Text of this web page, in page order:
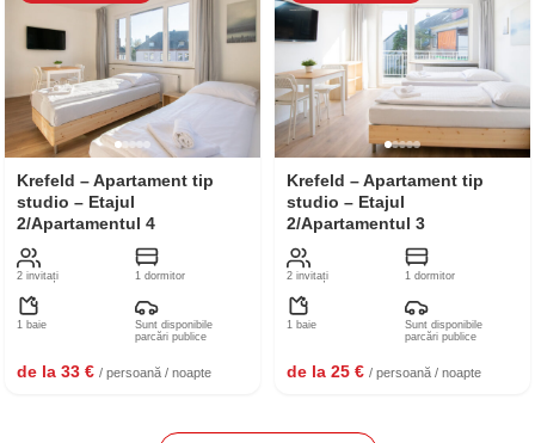
Krefeld – Apartament tip
studio – Etajul
2/Apartamentul 4
2 invitați 1 dormitor
1 baie
Sunt disponibile
parcări publice
de la 33 € / persoană / noapte
Krefeld – Apartament tip
studio – Etajul
2/Apartamentul 3
2 invitați 1 dormitor
1 baie
Sunt disponibile
parcări publice
de la 25 € / persoană / noapte